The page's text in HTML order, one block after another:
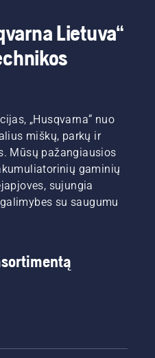
Lietuva“
„Husqvarna“ nuo
miškų, parkų ir
Mūsų pažangiausios
gaminių
sujungia
su saugumu